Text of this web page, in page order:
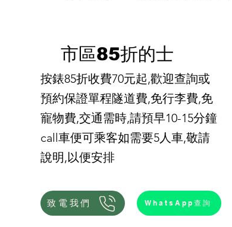
市區85折的士
按錶85折收費70元起,歡迎查詢或
預約保證單程隧道費,免行李費,免
寵物費,交通需時,請預早10-15分鐘
call車便可乘客如需要5人車,敬請
說明,以便安排
致電我們 WhatsApp查詢